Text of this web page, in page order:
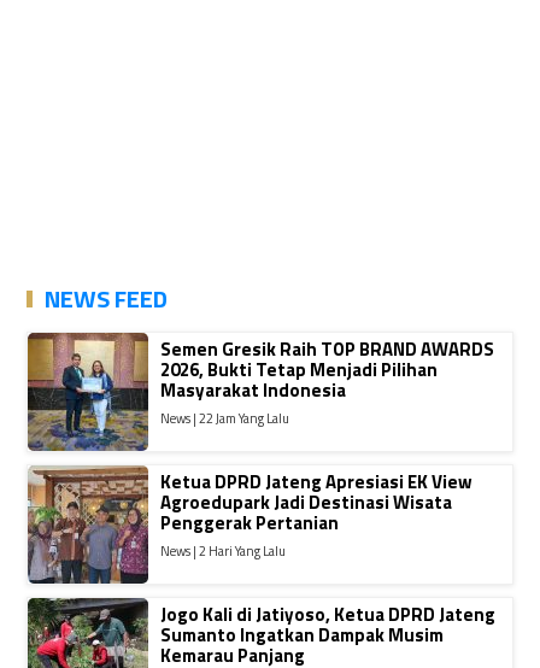
NEWS FEED
Semen Gresik Raih TOP BRAND AWARDS
2026, Bukti Tetap Menjadi Pilihan
Masyarakat Indonesia
News | 22 Jam Yang Lalu
Ketua DPRD Jateng Apresiasi EK View
Agroedupark Jadi Destinasi Wisata
Penggerak Pertanian
News | 2 Hari Yang Lalu
Jogo Kali di Jatiyoso, Ketua DPRD Jateng
Sumanto Ingatkan Dampak Musim
Kemarau Panjang